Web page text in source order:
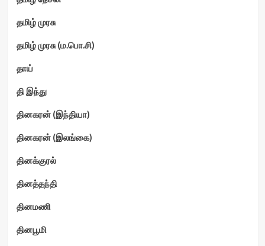
தமிழ் முரசு
தமிழ் முரசு (ம.பொ.சி)
தாய்
தி இந்து
தினகரன் (இந்தியா)
தினகரன் (இலங்கை)
தினக்குரல்
தினத்தந்தி
தினமணி
தினபூமி